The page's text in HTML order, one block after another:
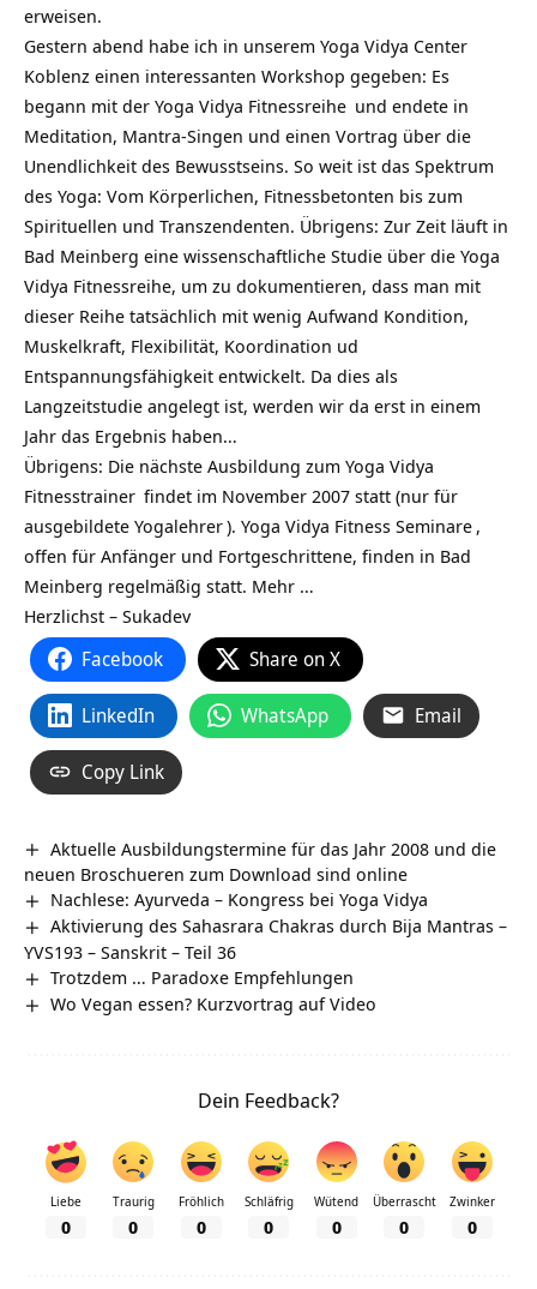
erweisen.
Gestern abend habe ich in unserem Yoga Vidya Center
Koblenz einen interessanten Workshop gegeben: Es
begann mit der Yoga Vidya Fitnessreihe und endete in
Meditation, Mantra-Singen und einen Vortrag über die
Unendlichkeit des Bewusstseins. So weit ist das Spektrum
des Yoga: Vom Körperlichen, Fitnessbetonten bis zum
Spirituellen und Transzendenten. Übrigens: Zur Zeit läuft in
Bad Meinberg eine wissenschaftliche Studie über die Yoga
Vidya Fitnessreihe, um zu dokumentieren, dass man mit
dieser Reihe tatsächlich mit wenig Aufwand Kondition,
Muskelkraft, Flexibilität, Koordination ud
Entspannungsfähigkeit entwickelt. Da dies als
Langzeitstudie angelegt ist, werden wir da erst in einem
Jahr das Ergebnis haben…
Übrigens: Die nächste Ausbildung zum Yoga Vidya
Fitnesstrainer findet im November 2007 statt (nur für
ausgebildete Yogalehrer). Yoga Vidya Fitness Seminare ,
offen für Anfänger und Fortgeschrittene, finden in Bad
Meinberg regelmäßig statt. Mehr …
Herzlichst – Sukadev
Facebook Share on X
LinkedIn WhatsApp Email
Copy Link
Aktuelle Ausbildungstermine für das Jahr 2008 und die
neuen Broschueren zum Download sind online
Nachlese: Ayurveda – Kongress bei Yoga Vidya
Aktivierung des Sahasrara Chakras durch Bija Mantras –
YVS193 – Sanskrit – Teil 36
Trotzdem … Paradoxe Empfehlungen
Wo Vegan essen? Kurzvortrag auf Video
Dein Feedback?
Liebe
0
Traurig
0
Fröhlich
0
Schläfrig
0
Wütend
0
Überrascht
0
Zwinker
0